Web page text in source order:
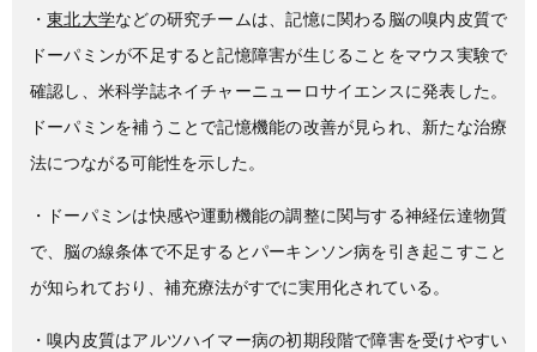
・東北大学などの研究チームは、記憶に関わる脳の嗅内皮質で
ドーパミンが不足すると記憶障害が生じることをマウス実験で
確認し、米科学誌ネイチャーニューロサイエンスに発表した。
ドーパミンを補うことで記憶機能の改善が見られ、新たな治療
法につながる可能性を示した。
・ドーパミンは快感や運動機能の調整に関与する神経伝達物質
で、脳の線条体で不足するとパーキンソン病を引き起こすこと
が知られており、補充療法がすでに実用化されている。
・嗅内皮質はアルツハイマー病の初期段階で障害を受けやすい